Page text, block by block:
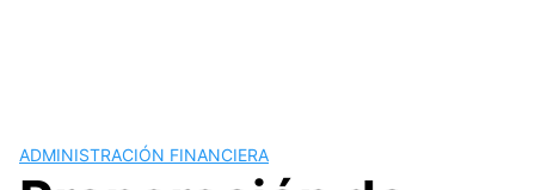
ADMINISTRACIÓN FINANCIERA